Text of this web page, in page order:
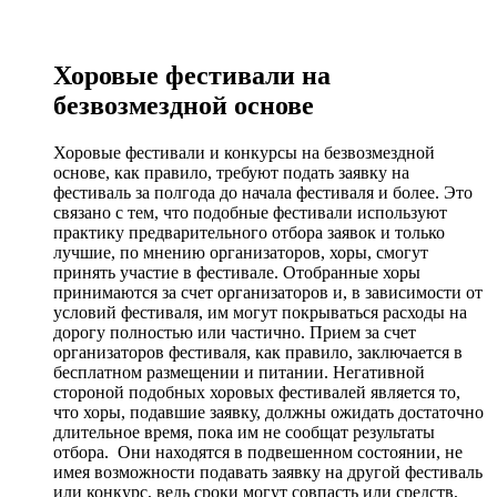
Хоровые фестивали на
безвозмездной основе
Хоровые фестивали и конкурсы на безвозмездной
основе, как правило, требуют подать заявку на
фестиваль за полгода до начала фестиваля и более. Это
связано с тем, что подобные фестивали используют
практику предварительного отбора заявок и только
лучшие, по мнению организаторов, хоры, смогут
принять участие в фестивале. Отобранные хоры
принимаются за счет организаторов и, в зависимости от
условий фестиваля, им могут покрываться расходы на
дорогу полностью или частично. Прием за счет
организаторов фестиваля, как правило, заключается в
бесплатном размещении и питании. Негативной
стороной подобных хоровых фестивалей является то,
что хоры, подавшие заявку, должны ожидать достаточно
длительное время, пока им не сообщат результаты
отбора. Они находятся в подвешенном состоянии, не
имея возможности подавать заявку на другой фестиваль
или конкурс, ведь сроки могут совпасть или средств,